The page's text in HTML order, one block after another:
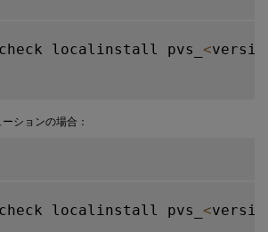
localinstall pvs_ <
ションの場合：
localinstall pvs_ <